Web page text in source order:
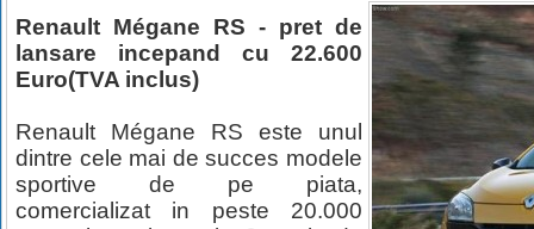
Renault Mégane RS - pret de
lansare incepand cu 22.600
Euro(TVA inclus)
Renault Mégane RS este unul
dintre cele mai de succes modele
sportive de pe piata,
comercializat in peste 20.000